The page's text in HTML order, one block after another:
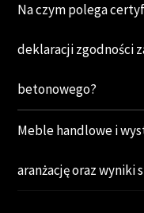
Na czym polega
deklaracji zgodności
betonowego?
Meble handlowe i
aranżację oraz wyniki